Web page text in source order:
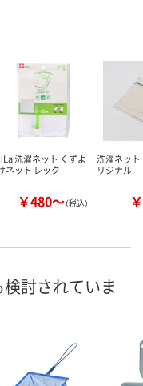
洗濯ネット くずよ
ネット レック
￥480～（税込）
洗濯ネット
リジナル
討されていま